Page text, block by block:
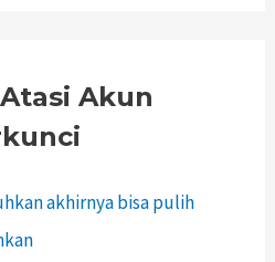
Akun
akhirnya bisa pulih